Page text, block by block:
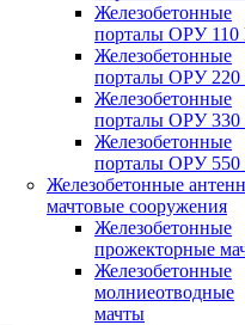
Железобетонные
порталы ОРУ
Железобетонные
порталы ОРУ
Железобетонные
порталы ОРУ
Железобетонные
порталы ОРУ
Железобетонные
мачтовые сооружения
Железобетонные
прожекторные
Железобетонные
молниеотводные
мачты